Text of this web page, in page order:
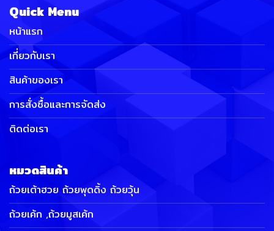
Quick Menu
หน้าแรก
เกี่ยวกับเรา
สินค้าของเรา
การสั่งซื้อและการจัดส่ง
ติดต่อเรา
หมวดสินค้า
ถ้วยเต้าฮวย ถ้วยพุดดิ้ง ถ้วยวุ้น
ถ้วยเค้ก ,ถ้วยมูสเค้ก